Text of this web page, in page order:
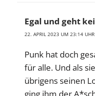
Egal und geht
22. APRIL 2023 UM 23:14 UHR
Punk hat doch
für alle. Und als
übrigens seinen
ging ihm der